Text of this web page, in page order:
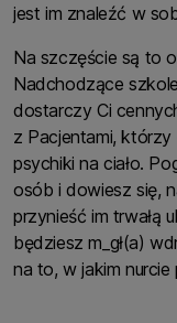
jest im znaleźć w
Na szczęście są to
Nadchodzące
dostarczy Ci
z Pacjentami,
psychiki na ciało.
osób i dowiesz się,
przynieść im trwałą
będziesz m_gł(a)
na to, w jakim nurcie